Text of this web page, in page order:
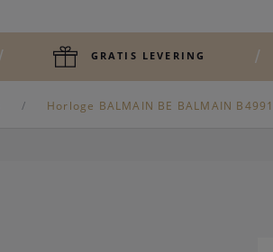
GRATIS LEVERING
Horloge BALMAIN BE BALMAIN